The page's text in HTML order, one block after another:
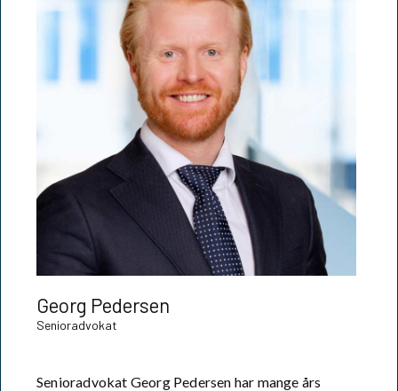
Georg Pedersen
Senioradvokat
Senioradvokat Georg Pedersen har mange års